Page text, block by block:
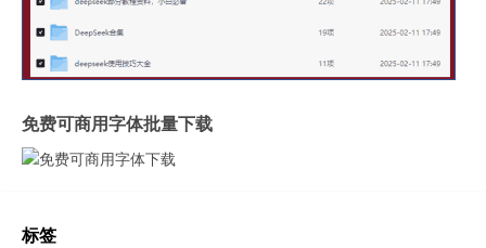
免费可商用字体批量下载
标签